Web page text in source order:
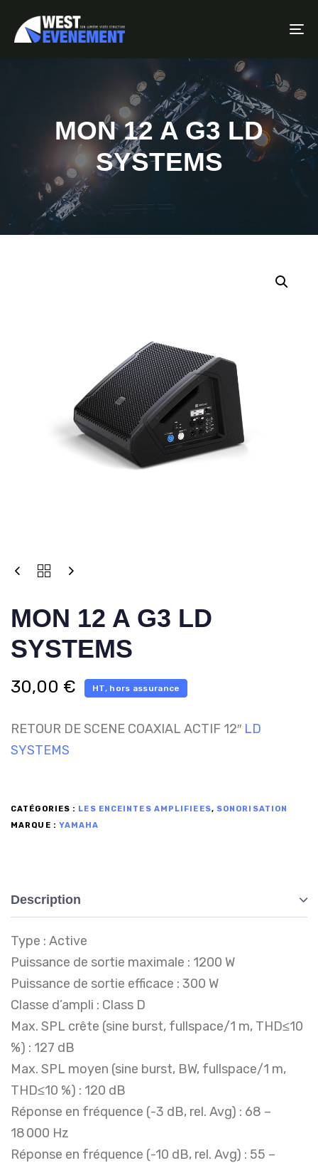
MON 12 A G3 LD
SYSTEMS
MON 12 A G3 LD
SYSTEMS
30,00 € HT, hors assurance
RETOUR DE SCENE COAXIAL ACTIF 12″ LD
SYSTEMS
CATÉGORIES : LES ENCEINTES AMPLIFIEES, SONORISATION
MARQUE : YAMAHA
Description
Type : Active
Puissance de sortie maximale : 1200 W
Puissance de sortie efficace : 300 W
Classe d’ampli : Class D
Max. SPL crête (sine burst, fullspace/1 m, THD≤10
%) : 127 dB
Max. SPL moyen (sine burst, BW, fullspace/1 m,
THD≤10 %) : 120 dB
Réponse en fréquence (-3 dB, rel. Avg) : 68 –
18 000 Hz
Réponse en fréquence (-10 dB, rel. Avg) : 55 –